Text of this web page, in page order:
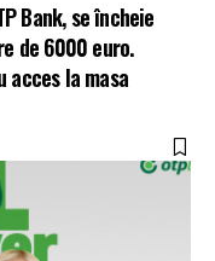
Bank, se încheie
de 6000 euro.
acces la masa